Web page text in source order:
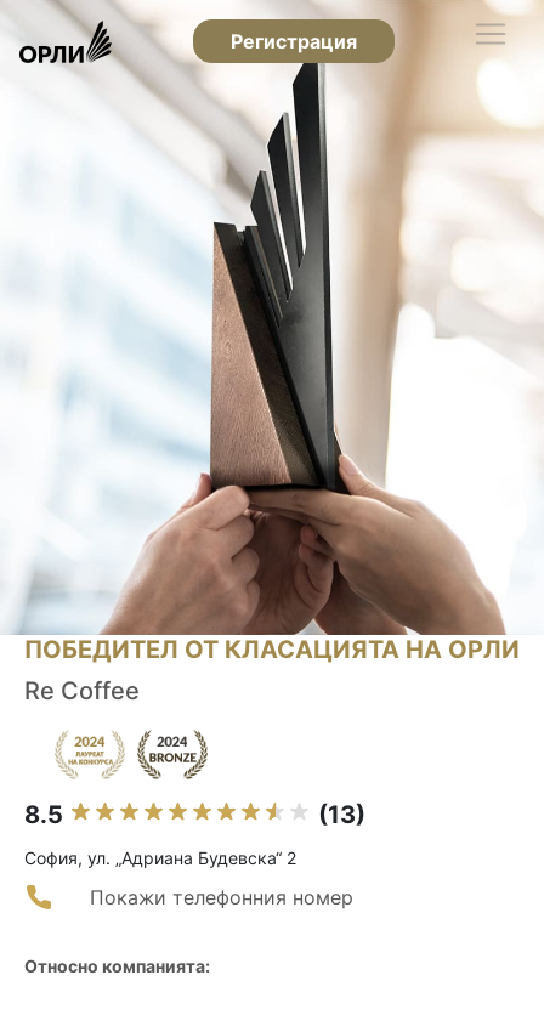
Регистрация
ПОБЕДИТЕЛ ОТ КЛАСАЦИЯТА НА ОРЛИ
Re Coffee
8.5 (13)
София, ул. „Адриана Будевска“ 2
Покажи телефонния номер
Относно компанията: